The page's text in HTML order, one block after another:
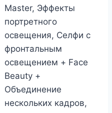
Master, Эффекты
портретного
освещения, Селфи с
фронтальным
освещением + Face
Beauty +
Объединение
нескольких кадров,